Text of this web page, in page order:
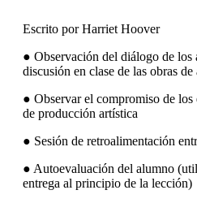
Escrito por Harriet Hoover
● Observación del diálogo de los
discusión en clase de las obras
● Observar el compromiso de los
de producción artística
● Sesión de retroalimentación
● Autoevaluación del alumno
entrega al principio de la lección)